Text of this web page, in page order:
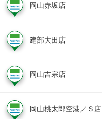
岡山赤坂店
建部大田店
岡山吉宗店
岡山桃太郎空港／Ｓ店